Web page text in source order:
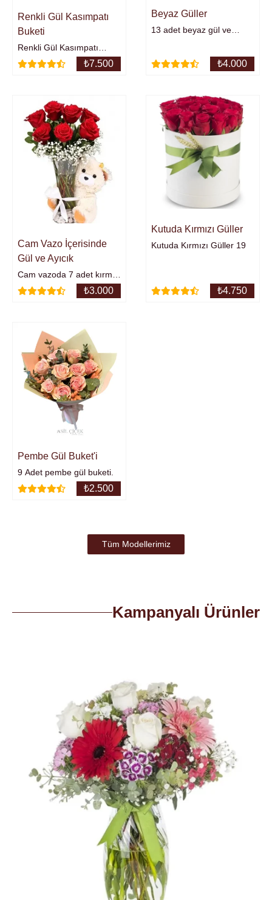
Renkli Gül Kasımpatı
Buketi
Renkli Gül Kasımpatı
Buketi.
₺7.500
Beyaz Güller
13 adet beyaz gül ve
₺4.000
Cam Vazo İçerisinde
Gül ve Ayıcık
Cam vazoda 7 adet kırmzı
gül ve ayıcıkÜrünün
Yaklaşık Yüksekliği : 35
görülebilir.Ekstra ayıcık
eklemeniz gerekmez.
₺3.000
Kutuda Kırmızı Güller
Kutuda Kırmızı Güller 19
₺4.750
Pembe Gül Buket'i
9 Adet pembe gül buketi.
₺2.500
Tüm Modellerimiz
Kampanyalı Ürünler